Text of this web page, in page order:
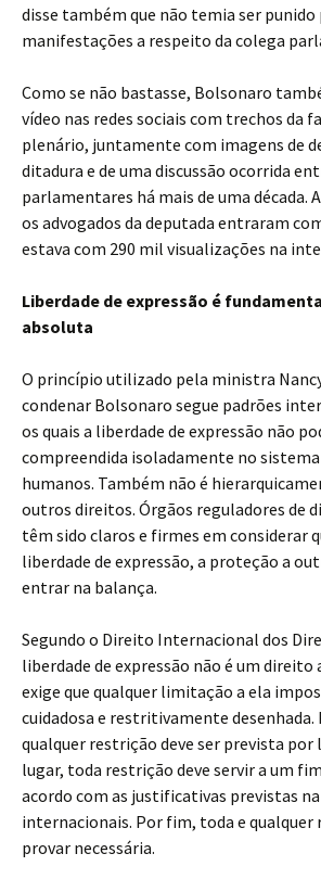
disse também que não temia ser punido
manifestações a respeito da colega
Como se não bastasse, Bolsonaro
vídeo nas redes sociais com trechos da
plenário, juntamente com imagens de
ditadura e de uma discussão ocorrida
parlamentares há mais de uma década.
os advogados da deputada entraram
estava com 290 mil visualizações na
Liberdade de expressão é
absoluta
O princípio utilizado pela ministra
condenar Bolsonaro segue padrões
os quais a liberdade de expressão não
compreendida isoladamente no
humanos. Também não é
outros direitos. Órgãos reguladores de
têm sido claros e firmes em considerar
liberdade de expressão, a proteção a
entrar na balança.
Segundo o Direito Internacional dos
liberdade de expressão não é um
exige que qualquer limitação a ela
cuidadosa e restritivamente
qualquer restrição deve ser prevista por
lugar, toda restrição deve servir a um
acordo com as justificativas previstas
internacionais. Por fim, toda e qualquer
provar necessária.